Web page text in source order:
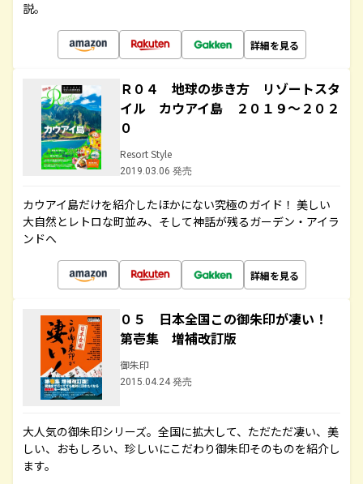
説。
詳細を見る
Ｒ０４ 地球の歩き方 リゾートスタ
イル カウアイ島 ２０１９～２０２
０
Resort Style
2019.03.06 発売
カウアイ島だけを紹介したほかにない究極のガイド！ 美しい
大自然とレトロな町並み、そして神話が残るガーデン・アイラ
ンドへ
詳細を見る
０５ 日本全国この御朱印が凄い！
第壱集 増補改訂版
御朱印
2015.04.24 発売
大人気の御朱印シリーズ。全国に拡大して、ただただ凄い、美
しい、おもしろい、珍しいにこだわり御朱印そのものを紹介し
ます。